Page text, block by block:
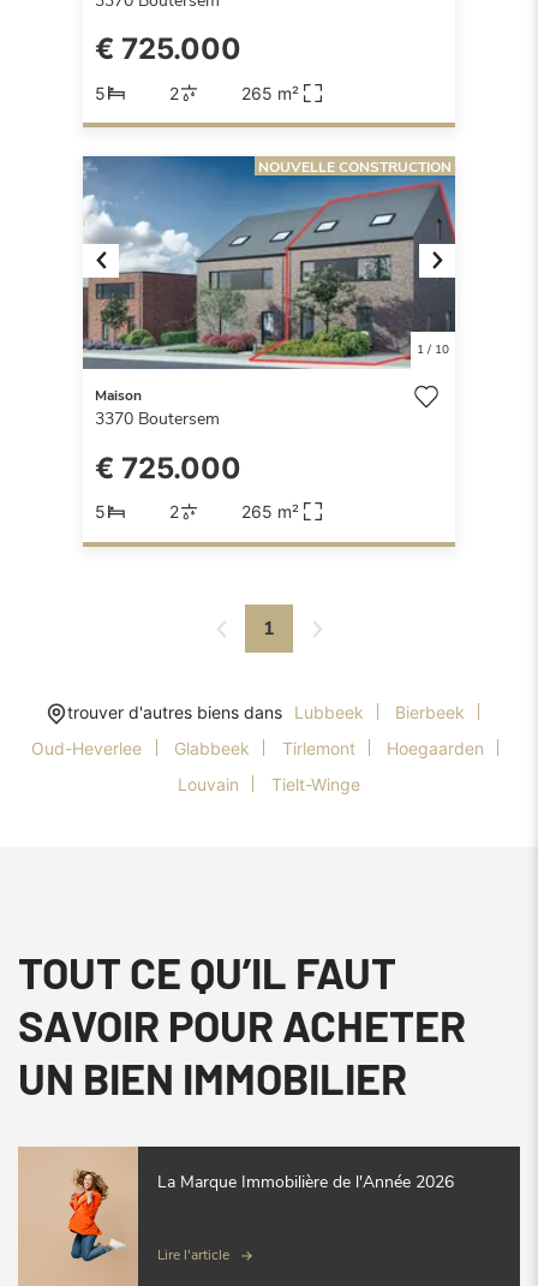
€ 725.000
5 2 265 m²
Previous Next
1/ 10
NOUVELLE CONSTRUCTION
Maison
3370 Boutersem
€ 725.000
5 2 265 m²
1
trouver d'autres biens dans Lubbeek
Bierbeek
Oud-Heverlee
Glabbeek Tirlemont
Hoegaarden
Louvain
Tielt-Winge
TOUT CE QU’IL FAUT
SAVOIR POUR ACHETER
UN BIEN IMMOBILIER
La Marque Immobilière de l'Année 2026
Lire l'article